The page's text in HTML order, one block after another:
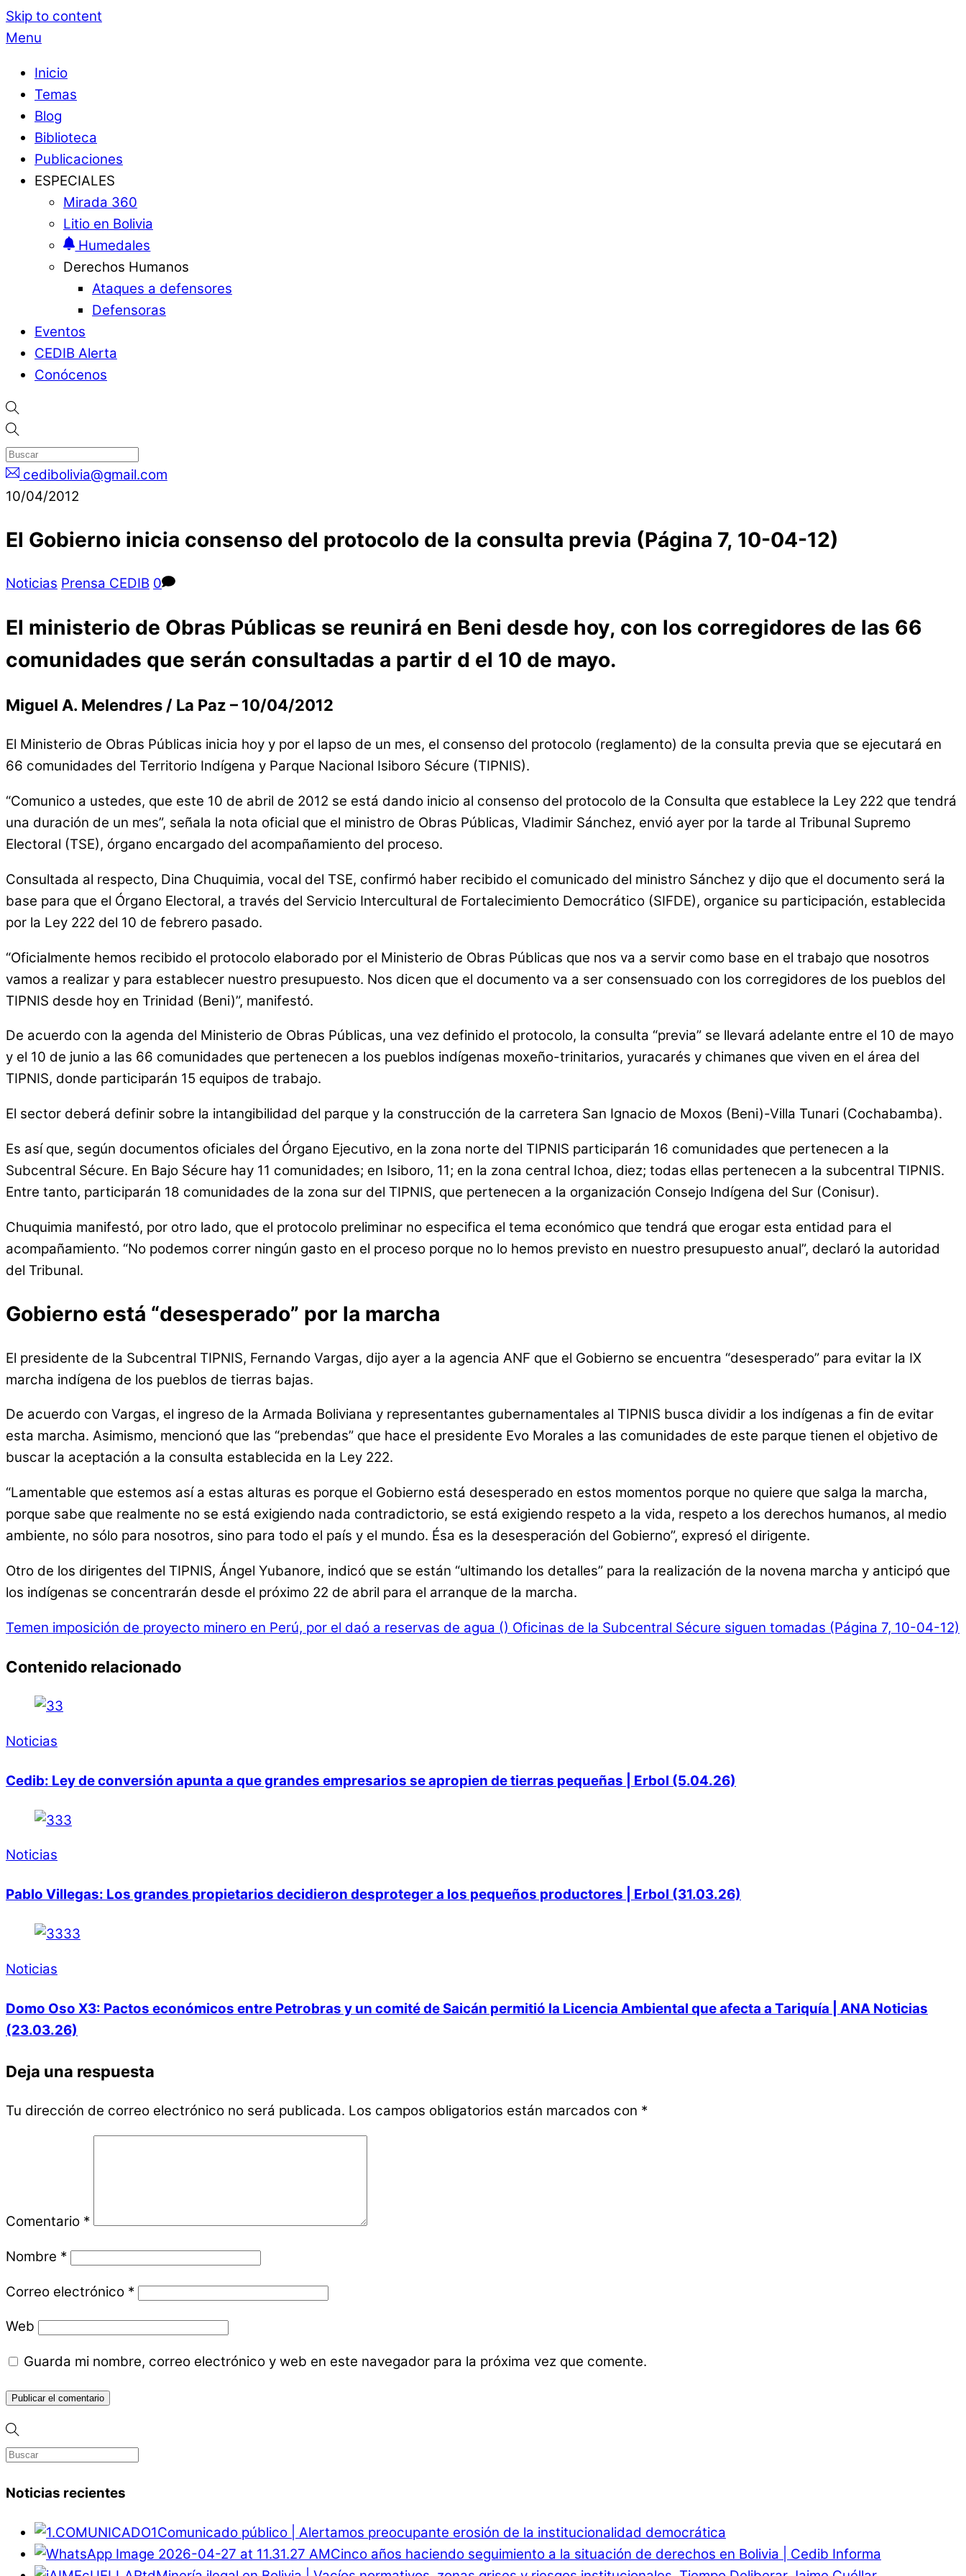
Skip to content
Menu
Inicio
Temas
Blog
Biblioteca
Publicaciones
ESPECIALES
Mirada 360
Litio en Bolivia
Humedales
Derechos Humanos
Ataques a defensores
Defensoras
Eventos
CEDIB Alerta
Conócenos
cedibolivia@gmail.com
10/04/2012
El Gobierno inicia consenso del protocolo de la consulta previa (Página 7, 10-04-12)
Noticias Prensa CEDIB 0
El ministerio de Obras Públicas se reunirá en Beni desde hoy, con los corregidores de las 66
comunidades que serán consultadas a partir d el 10 de mayo.
Miguel A. Melendres / La Paz – 10/04/2012
El Ministerio de Obras Públicas inicia hoy y por el lapso de un mes, el consenso del protocolo (reglamento) de la consulta previa que se ejecutará en
66 comunidades del Territorio Indígena y Parque Nacional Isiboro Sécure (TIPNIS).
“Comunico a ustedes, que este 10 de abril de 2012 se está dando inicio al consenso del protocolo de la Consulta que establece la Ley 222 que tendrá
una duración de un mes”, señala la nota oficial que el ministro de Obras Públicas, Vladimir Sánchez, envió ayer por la tarde al Tribunal Supremo
Electoral (TSE), órgano encargado del acompañamiento del proceso.
Consultada al respecto, Dina Chuquimia, vocal del TSE, confirmó haber recibido el comunicado del ministro Sánchez y dijo que el documento será la
base para que el Órgano Electoral, a través del Servicio Intercultural de Fortalecimiento Democrático (SIFDE), organice su participación, establecida
por la Ley 222 del 10 de febrero pasado.
“Oficialmente hemos recibido el protocolo elaborado por el Ministerio de Obras Públicas que nos va a servir como base en el trabajo que nosotros
vamos a realizar y para establecer nuestro presupuesto. Nos dicen que el documento va a ser consensuado con los corregidores de los pueblos del
TIPNIS desde hoy en Trinidad (Beni)”, manifestó.
De acuerdo con la agenda del Ministerio de Obras Públicas, una vez definido el protocolo, la consulta “previa” se llevará adelante entre el 10 de mayo
y el 10 de junio a las 66 comunidades que pertenecen a los pueblos indígenas moxeño-trinitarios, yuracarés y chimanes que viven en el área del
TIPNIS, donde participarán 15 equipos de trabajo.
El sector deberá definir sobre la intangibilidad del parque y la construcción de la carretera San Ignacio de Moxos (Beni)-Villa Tunari (Cochabamba).
Es así que, según documentos oficiales del Órgano Ejecutivo, en la zona norte del TIPNIS participarán 16 comunidades que pertenecen a la
Subcentral Sécure. En Bajo Sécure hay 11 comunidades; en Isiboro, 11; en la zona central Ichoa, diez; todas ellas pertenecen a la subcentral TIPNIS.
Entre tanto, participarán 18 comunidades de la zona sur del TIPNIS, que pertenecen a la organización Consejo Indígena del Sur (Conisur).
Chuquimia manifestó, por otro lado, que el protocolo preliminar no especifica el tema económico que tendrá que erogar esta entidad para el
acompañamiento. “No podemos correr ningún gasto en el proceso porque no lo hemos previsto en nuestro presupuesto anual”, declaró la autoridad
del Tribunal.
Gobierno está “desesperado” por la marcha
El presidente de la Subcentral TIPNIS, Fernando Vargas, dijo ayer a la agencia ANF que el Gobierno se encuentra “desesperado” para evitar la IX
marcha indígena de los pueblos de tierras bajas.
De acuerdo con Vargas, el ingreso de la Armada Boliviana y representantes gubernamentales al TIPNIS busca dividir a los indígenas a fin de evitar
esta marcha. Asimismo, mencionó que las “prebendas” que hace el presidente Evo Morales a las comunidades de este parque tienen el objetivo de
buscar la aceptación a la consulta establecida en la Ley 222.
“Lamentable que estemos así a estas alturas es porque el Gobierno está desesperado en estos momentos porque no quiere que salga la marcha,
porque sabe que realmente no se está exigiendo nada contradictorio, se está exigiendo respeto a la vida, respeto a los derechos humanos, al medio
ambiente, no sólo para nosotros, sino para todo el país y el mundo. Ésa es la desesperación del Gobierno”, expresó el dirigente.
Otro de los dirigentes del TIPNIS, Ángel Yubanore, indicó que se están “ultimando los detalles” para la realización de la novena marcha y anticipó que
los indígenas se concentrarán desde el próximo 22 de abril para el arranque de la marcha.
Temen imposición de proyecto minero en Perú, por el daó a reservas de agua () Oficinas de la Subcentral Sécure siguen tomadas (Página 7, 10-04-12)
Contenido relacionado
Noticias
Cedib: Ley de conversión apunta a que grandes empresarios se apropien de tierras pequeñas | Erbol (5.04.26)
Noticias
Pablo Villegas: Los grandes propietarios decidieron desproteger a los pequeños productores | Erbol (31.03.26)
Noticias
Domo Oso X3: Pactos económicos entre Petrobras y un comité de Saicán permitió la Licencia Ambiental que afecta a Tariquía | ANA Noticias
(23.03.26)
Deja una respuesta
Tu dirección de correo electrónico no será publicada. Los campos obligatorios están marcados con *
Comentario *
Nombre *
Correo electrónico *
Web
Guarda mi nombre, correo electrónico y web en este navegador para la próxima vez que comente.
Noticias recientes
Comunicado público | Alertamos preocupante erosión de la institucionalidad democrática
Cinco años haciendo seguimiento a la situación de derechos en Bolivia | Cedib Informa